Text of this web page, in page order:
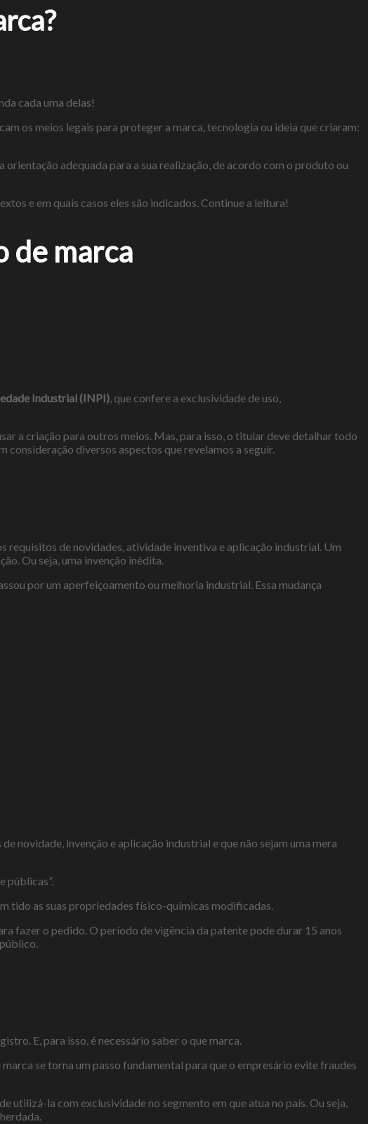
cada uma delas!
os meios legais para proteger a marca, tecnologia ou ideia que criaram:
orientação adequada para a sua realização, de acordo com o produto ou
e em quais casos eles são indicados. Continue a leitura!
de marca
Industrial (INPI), que confere a exclusividade de uso,
a criação para outros meios. Mas, para isso, o titular deve detalhar todo
consideração diversos aspectos que revelamos a seguir.
requisitos de novidades, atividade inventiva e aplicação industrial. Um
Ou seja, uma invenção inédita.
por um aperfeiçoamento ou melhoria industrial. Essa mudança
novidade, invenção e aplicação industrial e que não sejam uma mera
públicas”.
tido as suas propriedades físico-químicas modificadas.
fazer o pedido. O período de vigência da patente pode durar 15 anos
E, para isso, é necessário saber o que marca.
se torna um passo fundamental para que o empresário evite fraudes
la com exclusividade no segmento em que atua no país. Ou seja,